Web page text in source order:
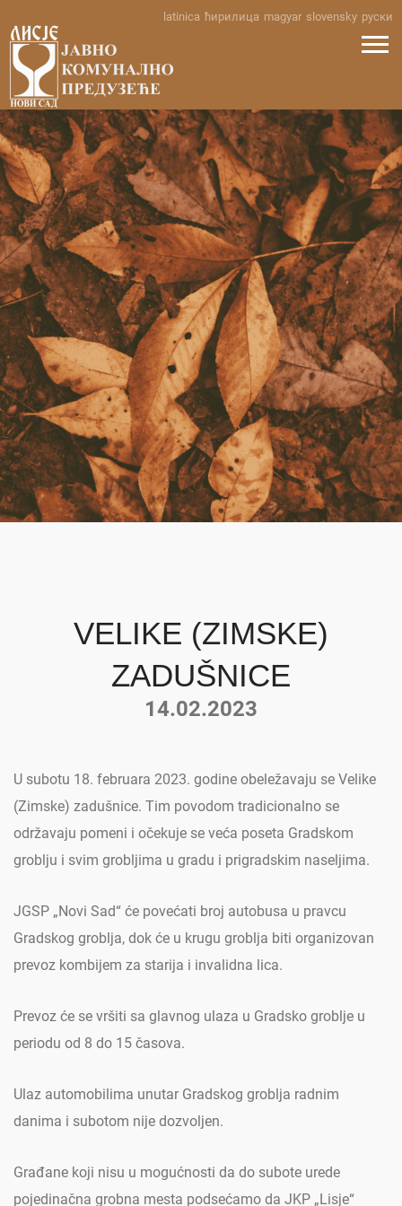
content
latinica ћирилица magyar slovensky руски
VELIKE (ZIMSKE)
ZADUŠNICE
14.02.2023
U subotu 18. februara 2023. godine obeležavaju se Velike
(Zimske) zadušnice. Tim povodom tradicionalno se
održavaju pomeni i očekuje se veća poseta Gradskom
groblju i svim grobljima u gradu i prigradskim naseljima.
JGSP „Novi Sad“ će povećati broj autobusa u pravcu
Gradskog groblja, dok će u krugu groblja biti organizovan
prevoz kombijem za starija i invalidna lica.
Prevoz će se vršiti sa glavnog ulaza u Gradsko groblje u
periodu od 8 do 15 časova.
Ulaz automobilima unutar Gradskog groblja radnim
danima i subotom nije dozvoljen.
Građane koji nisu u mogućnosti da do subote urede
pojedinačna grobna mesta podsećamo da JKP „Lisje“